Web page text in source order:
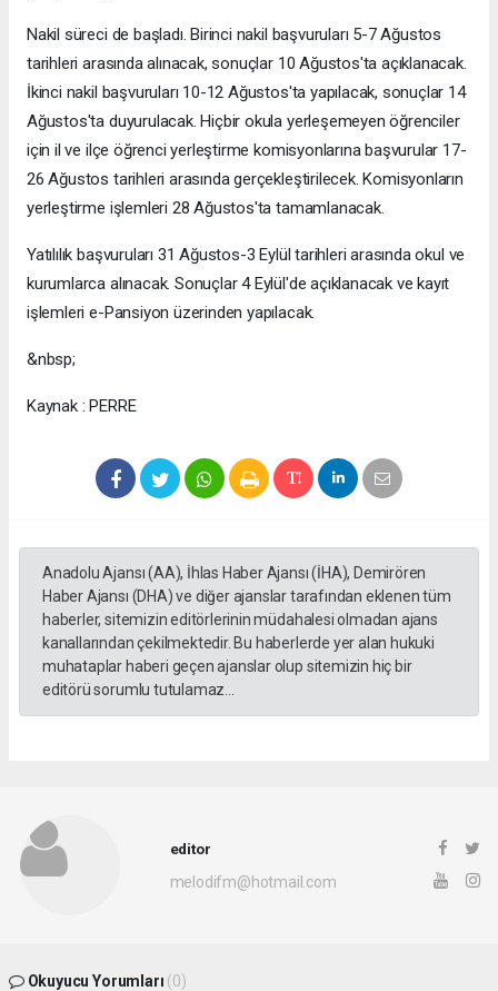
Nakil süreci de başladı. Birinci nakil başvuruları 5-7 Ağustos
tarihleri arasında alınacak, sonuçlar 10 Ağustos'ta açıklanacak.
İkinci nakil başvuruları 10-12 Ağustos'ta yapılacak, sonuçlar 14
Ağustos'ta duyurulacak. Hiçbir okula yerleşemeyen öğrenciler
için il ve ilçe öğrenci yerleştirme komisyonlarına başvurular 17-
26 Ağustos tarihleri arasında gerçekleştirilecek. Komisyonların
yerleştirme işlemleri 28 Ağustos'ta tamamlanacak.
Yatılılık başvuruları 31 Ağustos-3 Eylül tarihleri arasında okul ve
kurumlarca alınacak. Sonuçlar 4 Eylül'de açıklanacak ve kayıt
işlemleri e-Pansiyon üzerinden yapılacak.
&nbsp;
Kaynak : PERRE
Anadolu Ajansı (AA), İhlas Haber Ajansı (İHA), Demirören
Haber Ajansı (DHA) ve diğer ajanslar tarafından eklenen tüm
haberler, sitemizin editörlerinin müdahalesi olmadan ajans
kanallarından çekilmektedir. Bu haberlerde yer alan hukuki
muhataplar haberi geçen ajanslar olup sitemizin hiç bir
editörü sorumlu tutulamaz...
editor
melodifm@hotmail.com
Okuyucu Yorumları (0)